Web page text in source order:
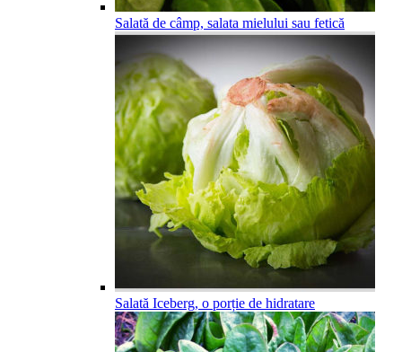
Salată de câmp, salata mielului sau fetică
Salată Iceberg, o porție de hidratare